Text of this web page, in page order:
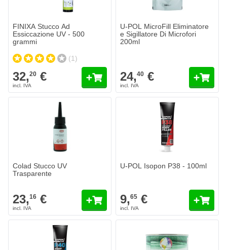
FINIXA Stucco Ad
Essiccazione UV - 500
grammi
(1)
32,20 €
U-POL MicroFill Eliminatore
e Sigillatore Di Microfori
200ml
24,40 €
Colad Stucco UV
Trasparente
23,16 €
U-POL Isopon P38 - 100ml
9,65 €